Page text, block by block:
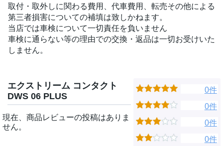
取付・取外しに関わる費用、代車費用、転売その他による
第三者損害についての補填は致しかねます。
当店では車検について一切責任を負いません
車検に通らない等の理由での交換・返品は一切お受けいた
しません。
エクストリーム コンタクト
DWS 06 PLUS
現在、商品レビューの投稿はありま
せん。
0件
0件
0件
0件